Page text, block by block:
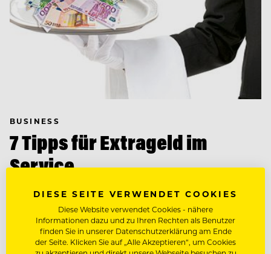
BUSINESS
7 Tipps für Extrageld im
Service
Vom simplen Ordertaker zum begeisternden
Verkäufer: Wie Sie dem Gast zusätzliche Extras
verkaufen und so mehr für sich selbst herausholen.
Denn: Kundendienst ist kein Geheimdienst.
DIESE SEITE VERWENDET COOKIES
Diese Website verwendet Cookies - nähere
Informationen dazu und zu Ihren Rechten als Benutzer
finden Sie in unserer Datenschutzerklärung am Ende
der Seite. Klicken Sie auf „Alle Akzeptieren“, um Cookies